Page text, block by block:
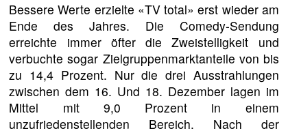
Bessere Werte erzielte «TV total» erst wieder am
Ende des Jahres. Die Comedy-Sendung
erreichte immer öfter die Zweistelligkeit und
verbuchte sogar Zielgruppenmarktanteile von bis
zu 14,4 Prozent. Nur die drei Ausstrahlungen
zwischen dem 16. Und 18. Dezember lagen im
Mittel mit 9,0 Prozent in einem
unzufriedenstellenden Bereich. Nach der